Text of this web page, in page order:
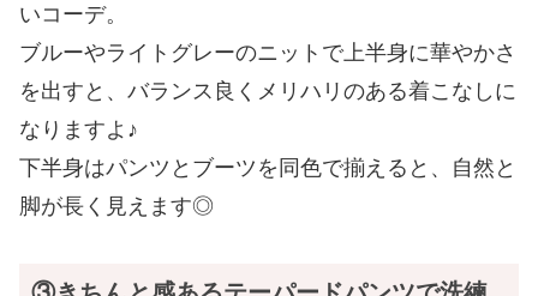
いコーデ。
ブルーやライトグレーのニットで上半身に華やかさ
を出すと、バランス良くメリハリのある着こなしに
なりますよ♪
下半身はパンツとブーツを同色で揃えると、自然と
脚が長く見えます◎